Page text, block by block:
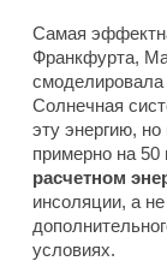
Самая
Франкфурта,
Солнечная
эту энергию,
примерно на 50
расчетном
инсоляции, а
условиях.